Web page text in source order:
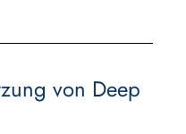
von Deep